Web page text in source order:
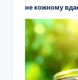
не кожному